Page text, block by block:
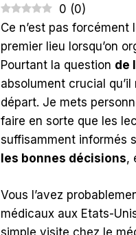
0 (0)
Ce n’est pas
premier lieu lorsqu’on
Pourtant la question de
absolument crucial
départ. Je mets
faire en sorte que les
suffisamment informés
les bonnes décisions,
Vous l’avez
médicaux aux Etats-
simple visite chez le